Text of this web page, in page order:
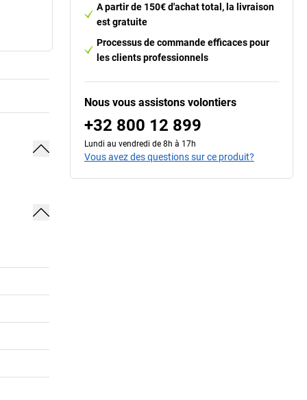
A partir de 150€ d'achat total, la livraison
est gratuite
Processus de commande efficaces pour
les clients professionnels
Nous vous assistons volontiers
+32 800 12 899
Lundi au vendredi de 8h à 17h
Vous avez des questions sur ce produit?